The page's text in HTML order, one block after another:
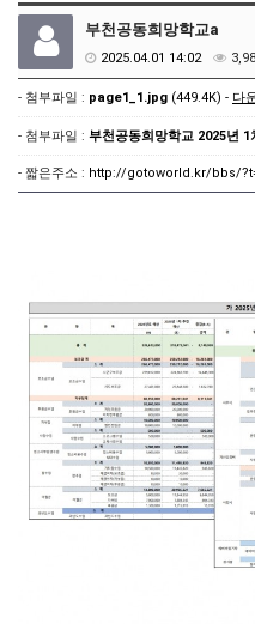
부천공동희망학교a
2025.04.01 14:02
- 첨부파일 : page1_1.jpg (449.4K) - 다
- 첨부파일 : 부천공동희망학교 2025년
- 짧은주소 : http://gotoworld.kr/bbs/